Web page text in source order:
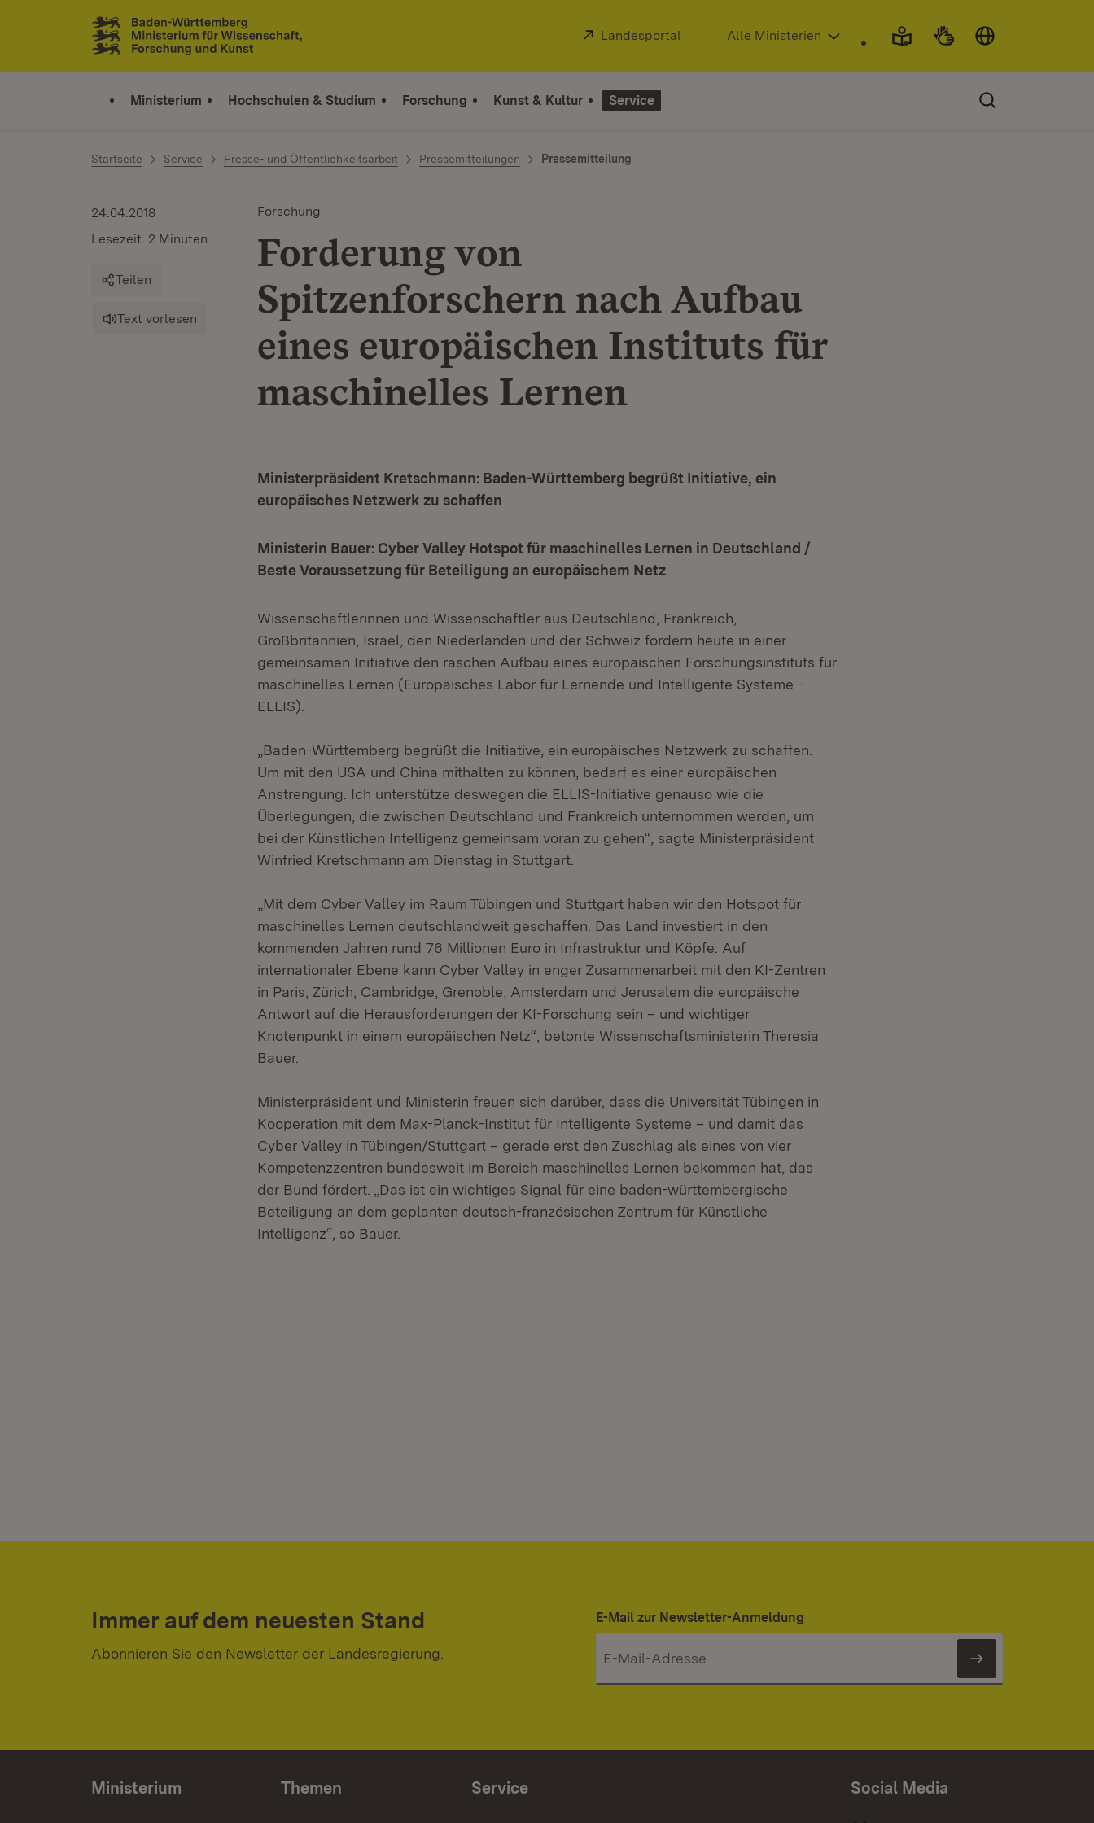
Zum Inhalt springen
Link zur Startseite
Extern:
Landesportal (Öffnet in neuem Fenster)
Alle Ministerien
Ministerium Hochschulen & Studium Forschung Kunst & Kultur Service
Startseite Service Presse- und Öffentlichkeitsarbeit Pressemitteilungen Pressemitteilung
Forschung
Forderung von
Spitzenforschern nach Aufbau
eines europäischen Instituts für
maschinelles Lernen
24.04.2018
Lesezeit: 2 Minuten
Teilen
Text vorlesen
Ministerpräsident Kretschmann: Baden-Württemberg begrüßt Initiative, ein
europäisches Netzwerk zu schaffen
Ministerin Bauer: Cyber Valley Hotspot für maschinelles Lernen in Deutschland /
Beste Voraussetzung für Beteiligung an europäischem Netz
Wissenschaftlerinnen und Wissenschaftler aus Deutschland, Frankreich,
Großbritannien, Israel, den Niederlanden und der Schweiz fordern heute in einer
gemeinsamen Initiative den raschen Aufbau eines europäischen Forschungsinstituts für
maschinelles Lernen (Europäisches Labor für Lernende und Intelligente Systeme -
ELLIS).
„Baden-Württemberg begrüßt die Initiative, ein europäisches Netzwerk zu schaffen.
Um mit den USA und China mithalten zu können, bedarf es einer europäischen
Anstrengung. Ich unterstütze deswegen die ELLIS-Initiative genauso wie die
Überlegungen, die zwischen Deutschland und Frankreich unternommen werden, um
bei der Künstlichen Intelligenz gemeinsam voran zu gehen“, sagte Ministerpräsident
Winfried Kretschmann am Dienstag in Stuttgart.
„Mit dem Cyber Valley im Raum Tübingen und Stuttgart haben wir den Hotspot für
maschinelles Lernen deutschlandweit geschaffen. Das Land investiert in den
kommenden Jahren rund 76 Millionen Euro in Infrastruktur und Köpfe. Auf
internationaler Ebene kann Cyber Valley in enger Zusammenarbeit mit den KI-Zentren
in Paris, Zürich, Cambridge, Grenoble, Amsterdam und Jerusalem die europäische
Antwort auf die Herausforderungen der KI-Forschung sein – und wichtiger
Knotenpunkt in einem europäischen Netz“, betonte Wissenschaftsministerin Theresia
Bauer.
Ministerpräsident und Ministerin freuen sich darüber, dass die Universität Tübingen in
Kooperation mit dem Max-Planck-Institut für Intelligente Systeme – und damit das
Cyber Valley in Tübingen/Stuttgart – gerade erst den Zuschlag als eines von vier
Kompetenzzentren bundesweit im Bereich maschinelles Lernen bekommen hat, das
der Bund fördert. „Das ist ein wichtiges Signal für eine baden-württembergische
Beteiligung an dem geplanten deutsch-französischen Zentrum für Künstliche
Intelligenz“, so Bauer.
Immer auf dem neuesten Stand
Abonnieren Sie den Newsletter der Landesregierung.
E-Mail zur Newsletter-Anmeldung
Newsletter
Ministerium Themen Service Social Media